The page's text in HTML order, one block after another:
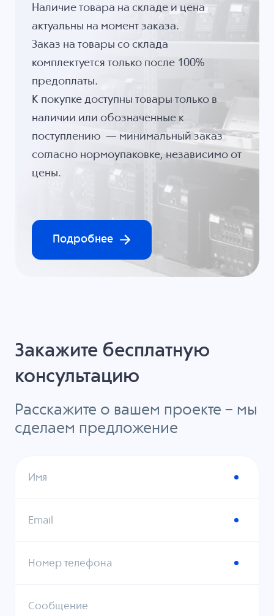
Наличие товара на складе и цена
актуальны на момент заказа.
Заказ на товары со склада
комплектуется только после 100%
предоплаты.
К покупке доступны товары только в
наличии или обозначенные к
поступлению — минимальный заказ
согласно нормоупаковке, независимо от
цены.
Подробнее
Закажите бесплатную
консультацию
Расскажите о вашем проекте – мы
сделаем предложение
Имя
Email
Номер телефона
Сообщение